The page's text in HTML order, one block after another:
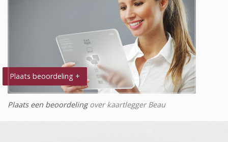
Plaats beoordeling +
Plaats een beoordelingover kaartlegger Beau